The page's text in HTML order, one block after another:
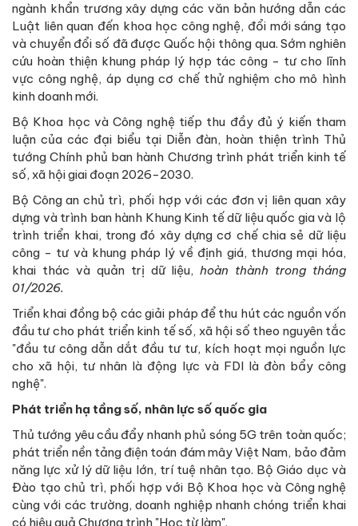
ngành khẩn trương xây dựng các văn bản hướng dẫn các
Luật liên quan đến khoa học công nghệ, đổi mới sáng tạo
và chuyển đổi số đã được Quốc hội thông qua. Sớm nghiên
cứu hoàn thiện khung pháp lý hợp tác công - tư cho lĩnh
vực công nghệ, áp dụng cơ chế thử nghiệm cho mô hình
kinh doanh mới.
Bộ Khoa học và Công nghệ tiếp thu đầy đủ ý kiến tham
luận của các đại biểu tại Diễn đàn, hoàn thiện trình Thủ
tướng Chính phủ ban hành Chương trình phát triển kinh tế
số, xã hội giai đoạn 2026-2030.
Bộ Công an chủ trì, phối hợp với các đơn vị liên quan xây
dựng và trình ban hành Khung Kinh tế dữ liệu quốc gia và lộ
trình triển khai, trong đó xây dựng cơ chế chia sẻ dữ liệu
công - tư và khung pháp lý về định giá, thương mại hóa,
khai thác và quản trị dữ liệu,hoàn thành trong tháng
01/2026.
Triển khai đồng bộ các giải pháp để thu hút các nguồn vốn
đầu tư cho phát triển kinh tế số, xã hội số theo nguyên tắc
"đầu tư công dẫn dắt đầu tư tư, kích hoạt mọi nguồn lực
cho xã hội, tư nhân là động lực và FDI là đòn bẩy công
nghệ".
Phát triển hạ tầng số, nhân lực số quốc gia
Thủ tướng yêu cầu đẩy nhanh phủ sóng 5G trên toàn quốc;
phát triển nền tảng điện toán đám mây Việt Nam, bảo đảm
năng lực xử lý dữ liệu lớn, trí tuệ nhân tạo. Bộ Giáo dục và
Đào tạo chủ trì, phối hợp với Bộ Khoa học và Công nghệ
cùng với các trường, doanh nghiệp nhanh chóng triển khai
có hiệu quả Chương trình "Học từ làm".